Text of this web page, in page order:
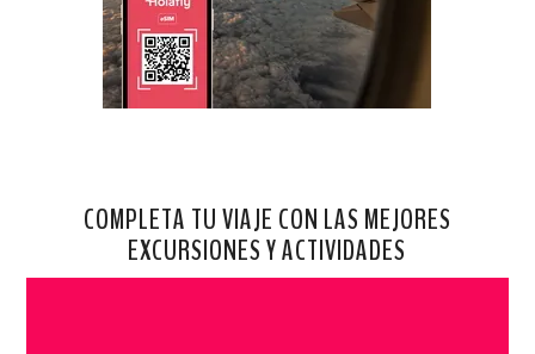
COMPLETA TU VIAJE CON LAS MEJORES
EXCURSIONES Y ACTIVIDADES